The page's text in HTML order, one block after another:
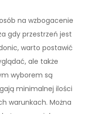
na wzbogacenie
gdy przestrzeń jest
warto postawić
ale także
wyborem są
minimalnej ilości
warunkach. Można